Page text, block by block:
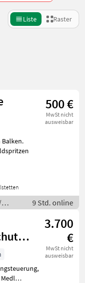
Liste Raster
500 €
MwSt nicht
ausweisbar
9 Std. online
3.700
€
MwSt nicht
ausweisbar